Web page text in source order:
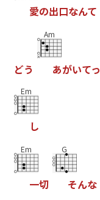
愛の出口なんて
どう
Am
あがいてっ
Em
し
Em
一切
G
そんな